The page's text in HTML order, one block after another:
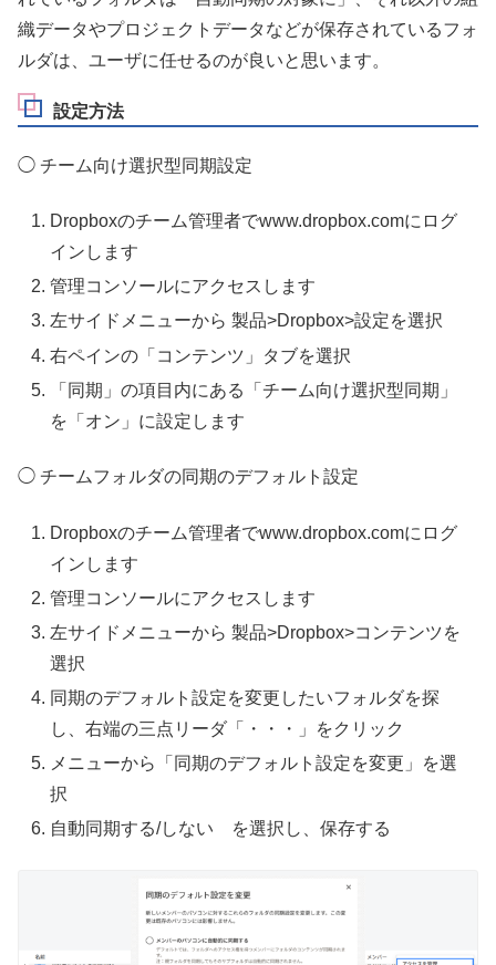
織データやプロジェクトデータなどが保存されているフォ
ルダは、ユーザに任せるのが良いと思います。
設定方法
◯ チーム向け選択型同期設定
Dropboxのチーム管理者でwww.dropbox.comにログ
インします
管理コンソールにアクセスします
左サイドメニューから 製品>Dropbox>設定を選択
右ペインの「コンテンツ」タブを選択
「同期」の項目内にある「チーム向け選択型同期」
を「オン」に設定します
◯ チームフォルダの同期のデフォルト設定
Dropboxのチーム管理者でwww.dropbox.comにログ
インします
管理コンソールにアクセスします
左サイドメニューから 製品>Dropbox>コンテンツを
選択
同期のデフォルト設定を変更したいフォルダを探
し、右端の三点リーダ「・・・」をクリック
メニューから「同期のデフォルト設定を変更」を選
択
自動同期する/しない を選択し、保存する